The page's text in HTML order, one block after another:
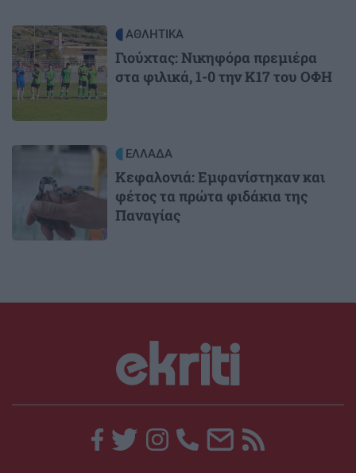
Image ΑΘΛΗΤΙΚΑ
Γιούχτας: Νικηφόρα πρεμιέρα
στα φιλικά, 1-0 την Κ17 του ΟΦΗ
ΕΛΛΑΔΑ
Κεφαλονιά: Εμφανίστηκαν και
φέτος τα πρώτα φιδάκια της
Παναγίας